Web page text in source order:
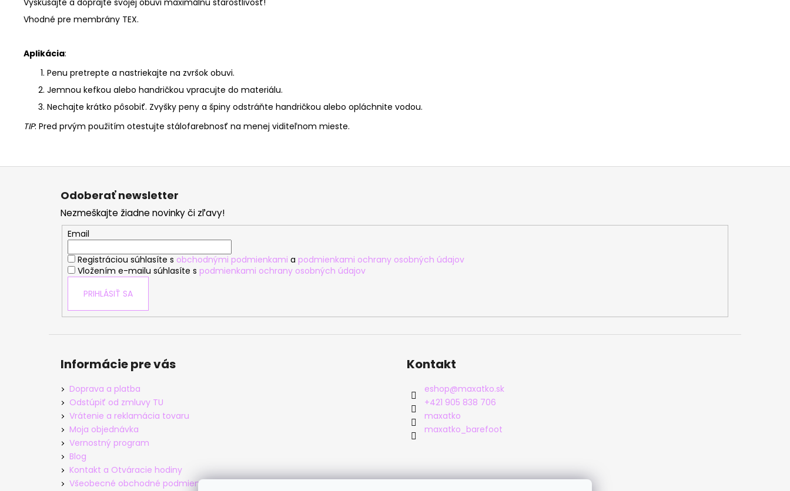
Vyskúšajte a doprajte svojej obuvi maximálnu starostlivosť!
Vhodné pre membrány TEX.
Aplikácia:
Penu pretrepte a nastriekajte na zvršok obuvi.
Jemnou kefkou alebo handričkou vpracujte do materiálu.
Nechajte krátko pôsobiť. Zvyšky peny a špiny odstráňte handričkou alebo opláchnite vodou.
TIP: Pred prvým použitím otestujte stálofarebnosť na menej viditeľnom mieste.
Z
Odoberať newsletter
Nezmeškajte žiadne novinky či zľavy!
Email
Registráciou súhlasíte s obchodnými podmienkami a podmienkami ochrany osobných údajov
Vložením e-mailu súhlasíte s podmienkami ochrany osobných údajov
PRIHLÁSIŤ SA
Informácie pre vás
Doprava a platba
Odstúpiť od zmluvy TU
Vrátenie a reklamácia tovaru
Moja objednávka
Vernostný program
Blog
Kontakt a Otváracie hodiny
Všeobecné obchodné podmienky
Kontakt
eshop@maxatko.sk
+421 905 838 706
maxatko
maxatko_barefoot